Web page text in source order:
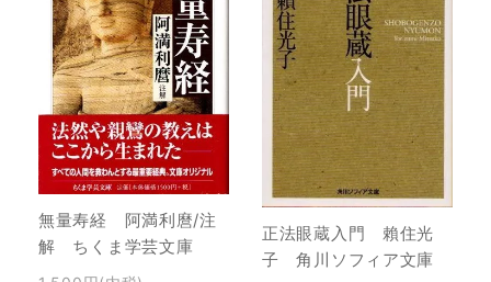
無量寿経 阿満利麿/注
解 ちくま学芸文庫
正法眼蔵入門 賴住光
子 角川ソフィア文庫